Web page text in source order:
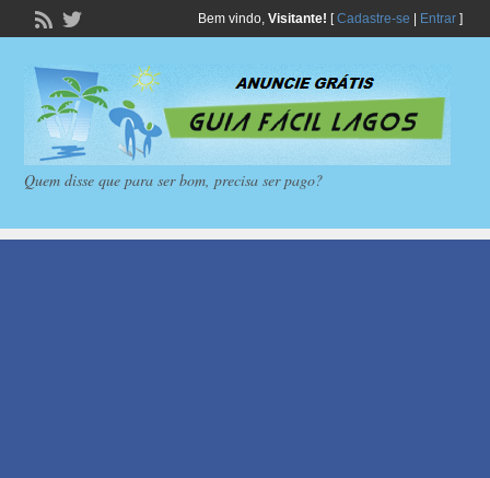
Bem vindo, Visitante! [Cadastre-se Entrar]
Quem disse que para ser bom, precisa ser pago?